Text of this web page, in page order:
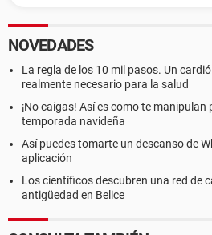
NOVEDADES
La regla de los 10 mil pasos. Un
realmente necesario para la salud
¡No caigas! Así es como te
temporada navideña
Así puedes tomarte un descanso de
aplicación
Los científicos descubren una red de
antigüedad en Belice